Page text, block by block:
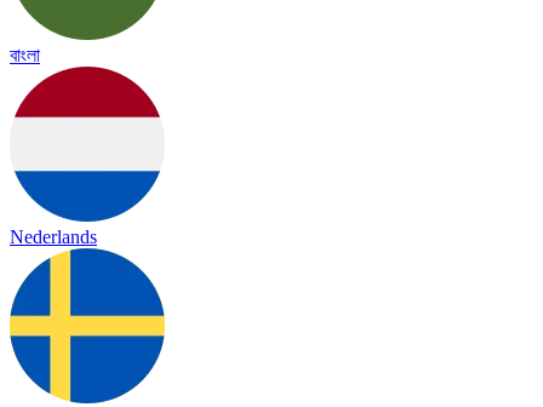
বাংলা
Nederlands